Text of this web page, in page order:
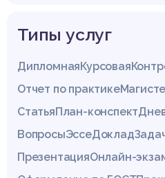
Типы услуг
ДипломнаяКурсовая
Отчет по практике
СтатьяПлан-конспект
ВопросыЭссеДоклад
ПрезентацияОнлайн-